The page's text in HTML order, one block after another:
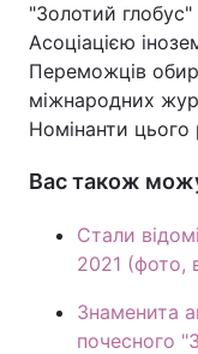
"Золотий
Асоціацією
Переможців
міжнародних
Номінанти цього
Вас також
Стали
2021 (фото,
Знаменита
почесного